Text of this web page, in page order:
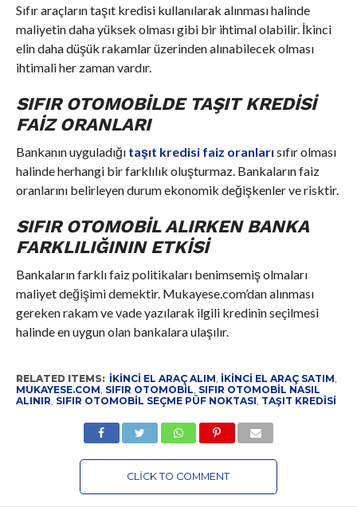
Sıfır araçların taşıt kredisi kullanılarak alınması halinde
maliyetin daha yüksek olması gibi bir ihtimal olabilir. İkinci
elin daha düşük rakamlar üzerinden alınabilecek olması
ihtimali her zaman vardır.
SIFIR OTOMOBILDE TAŞIT KREDISI
FAIZ ORANLARI
Bankanın uyguladığı taşıt kredisi faiz oranları sıfır olması
halinde herhangi bir farklılık oluşturmaz. Bankaların faiz
oranlarını belirleyen durum ekonomik değişkenler ve risktir.
SIFIR OTOMOBIL ALIRKEN BANKA
FARKLILIĞININ ETKISI
Bankaların farklı faiz politikaları benimsemiş olmaları
maliyet değişimi demektir. Mukayese.com’dan alınması
gereken rakam ve vade yazılarak ilgili kredinin seçilmesi
halinde en uygun olan bankalara ulaşılır.
RELATED ITEMS: IKINCI EL ARAÇ ALIM IKINCI EL ARAÇ SATIM
MUKAYESE.COM SIFIR OTOMOBIL SIFIR OTOMOBIL NASIL
ALINIR SIFIR OTOMOBIL SEÇME PÜF NOKTASI TAŞIT KREDISI
CLICK TO COMMENT